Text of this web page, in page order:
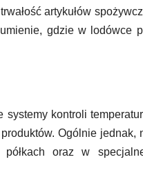
artykułów
gdzie w lodówce
kontroli
Ogólnie jednak,
oraz w